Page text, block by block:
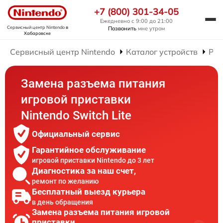
Сервисный центр Nintendoв
Хабаровске
+7 (800) 301-34-05
Ежедневно с 9:00 до 21:00
Позвонить мне утром
Сервисный центр Nintendo Каталог устройств
Замена разъема питания
игровой приставки
Nintendo Switch Lite
Официальный сервис
Гарантийное обслуживание
игровой приставки Nintendo до 3 лет
Диагностика за наш счет,
ремонт по желанию
Бесплатный выезд курьера
в день обращения
Замена разъема питания игровой